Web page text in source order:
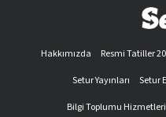
Hakkımızda Resmi Tatiller
Setur Yayınları
Setur
Bilgi Toplumu Hizmetleri